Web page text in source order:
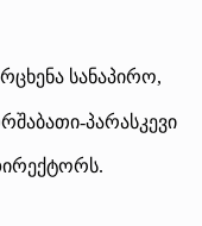
სანაპირო,
პარასკევი